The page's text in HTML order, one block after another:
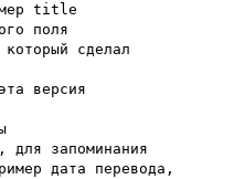
title
поля
сделал
версия
для запоминания
дата перевода,